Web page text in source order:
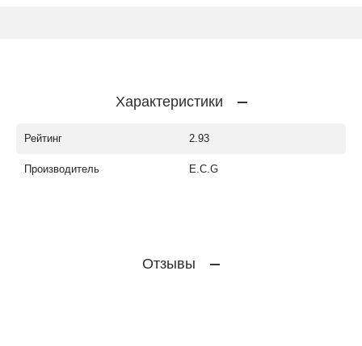
Характеристики
Рейтинг 2.93
Производитель E.C.G
Отзывы